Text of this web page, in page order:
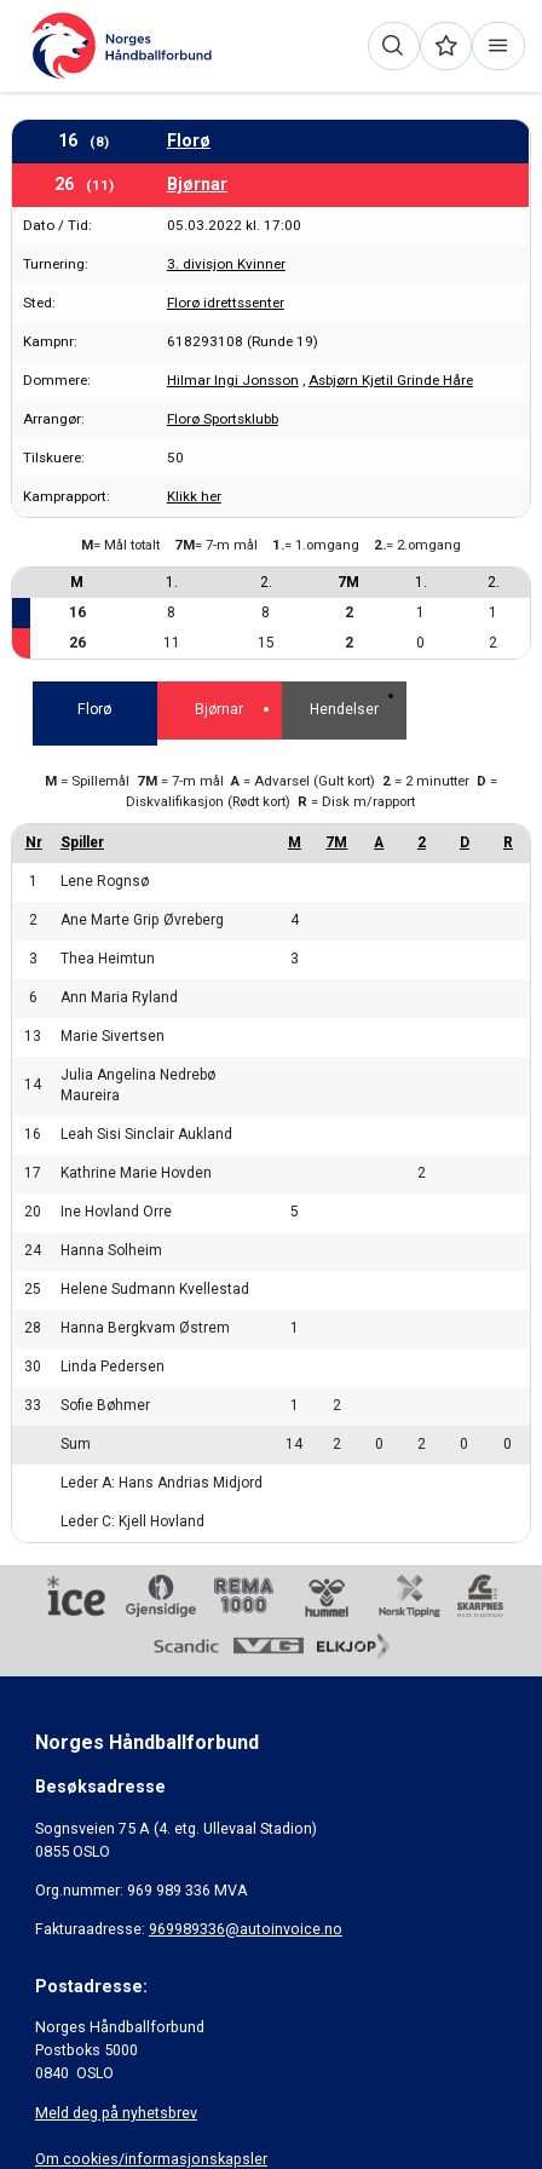
16 (8) Florø
26 (11) Bjørnar
Dato / Tid: 05.03.2022 kl. 17:00
Turnering: 3. divisjon Kvinner
Sted: Florø idrettssenter
Kampnr: 618293108 (Runde 19)
Dommere: Hilmar Ingi Jonsson , Asbjørn Kjetil Grinde Håre
Arrangør: Florø Sportsklubb
Tilskuere: 50
Kamprapport: Klikk her
M 1. 2. 7M 1. 2.
M= Mål totalt 7M= 7-m mål 1.= 1.omgang 2.= 2.omgang
16 8 8 2 1
1
26
11 15 2 0 2
Florø Bjørnar Hendelser
1 Lene Rognsø
2 Ane Marte Grip Øvreberg 4
3 Thea Heimtun 3
6 Ann Maria Ryland
13 Marie Sivertsen
14
Julia Angelina Nedrebø
Maureira
16 Leah Sisi Sinclair Aukland
17 Kathrine Marie Hovden 2
20 Ine Hovland Orre 5
24 Hanna Solheim
25 Helene Sudmann Kvellestad
28 Hanna Bergkvam Østrem 1
30 Linda Pedersen
33 Sofie Bøhmer 1 2
Sum 14 2 0 2 0 0
Leder A: Hans Andrias Midjord
Leder C: Kjell Hovland
M= Spillemål 7M= 7-m mål A= Advarsel (Gult kort) 2= 2 minutter D =
Diskvalifikasjon (Rødt kort) R = Disk m/rapport
Norges Håndballforbund
Besøksadresse
Sognsveien 75 A (4. etg. Ullevaal Stadion)
0855 OSLO
Org.nummer: 969 989 336 MVA
Fakturaadresse: 969989336@autoinvoice.no
Postadresse:
Norges Håndballforbund
Postboks 5000
0840 OSLO
Meld deg på nyhetsbrev
Om cookies/informasjonskapsler